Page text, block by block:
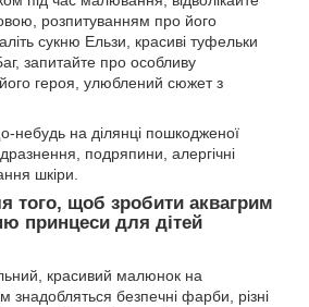
розпитуванням про його
сукню Ельзи, красиві туфельки
запитайте про особливу
його героя, улюблений сюжет з
на ділянці пошкодженої
подряпини, алергічні
шкіри.
того, щоб зробити аквагрим
принцеси для дітей
красивий малюнок на
знадобляться безпечні фарби, різні